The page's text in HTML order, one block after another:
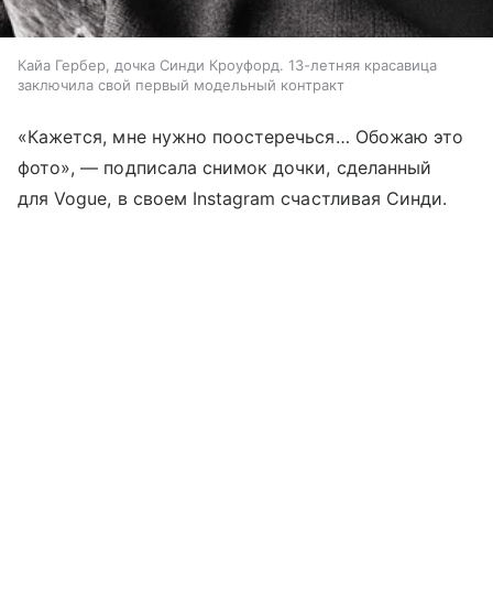
Кайа Гербер, дочка Синди Кроуфорд. 13-летняя красавица
заключила свой первый модельный контракт
«Кажется, мне нужно поостеречься… Обожаю это
фото», — подписала снимок дочки, сделанный
для Vogue, в своем Instagram счастливая Синди.